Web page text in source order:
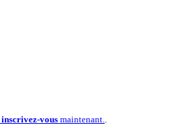
inscrivez-vous maintenant..